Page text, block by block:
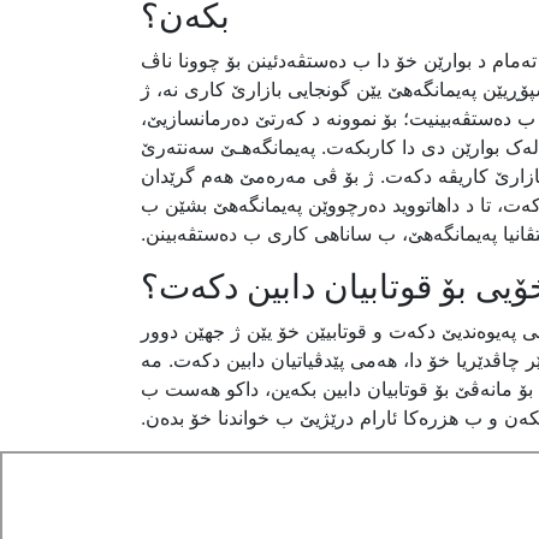
بکەن؟
تەمام د بوارێن خۆ دا ب دەستڤەدئینن بۆ چوونا ناڤ
پەیمانگەهێ یێن گونجایی بازارێ کاری نە، ژ
بۆ نموونە د کەرتێ دەرمانسازیێ،
بوارێن دی دا کاربکەت. پەیمانگەهـێ سەنتەرێ
کاریڤە دکەت. ژ بۆ ڤی مەرەمێ هەم گرێدان
تا د داهاتووید دەرچووێن پەیمانگەهێ بشێن ب
پەیمانگەهێ، ب ساناهی کاری ب دەستڤەبینن.
پەیوەندیێ دکەت و قوتابیێن خۆ یێن ژ جهێن دوور
خۆ دا، هەمی پێدڤیاتیان دابین دکەت. مە
مانەڤێ بۆ قوتابیان دابین بکەین، داکو هەست ب
و ب هزرەکا ئارام درێژیێ ب خواندنا خۆ بدەن.